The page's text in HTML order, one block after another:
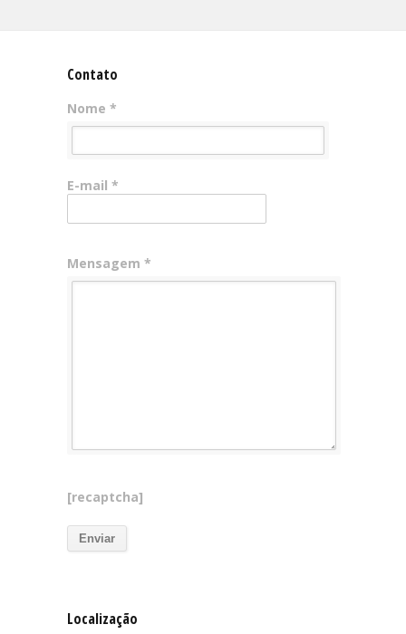
Contato
Nome *
E-mail *
Mensagem *
[recaptcha]
Localização